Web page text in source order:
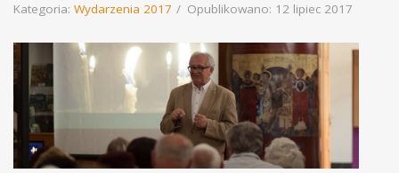
Kategoria: Wydarzenia 2017 Opublikowano: 12 lipiec 2017